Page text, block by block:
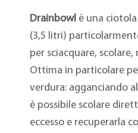
Drainbowlè una ciotola
(3,5 litri)
per sciacquare, scolare,
Ottima in particolare
verdura: agganciando
è possibile scolare
eccesso e recuperarla